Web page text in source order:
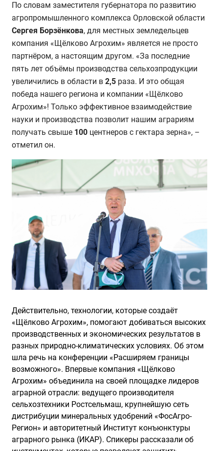
По словам заместителя губернатора по развитию
агропромышленного комплекса Орловской области
Сергея Борзёнкова, для местных земледельцев
компания «Щёлково Агрохим» является не просто
партнёром, а настоящим другом. «За последние
пять лет объёмы производства сельхозпродукции
увеличились в области в 2,5 раза. И это общая
победа нашего региона и компании «Щёлково
Агрохим»! Только эффективное взаимодействие
науки и производства позволит нашим аграриям
получать свыше 100 центнеров с гектара зерна», –
отметил он.
Действительно, технологии, которые создаёт
«Щёлково Агрохим», помогают добиваться высоких
производственных и экономических результатов в
разных природно-климатических условиях. Об этом
шла речь на конференции «Расширяем границы
возможного». Впервые компания «Щёлково
Агрохим» объединила на своей площадке лидеров
аграрной отрасли: ведущего производителя
сельхозтехники Ростсельмаш, крупнейшую сеть
дистрибуции минеральных удобрений «ФосАгро-
Регион» и авторитетный Институт конъюнктуры
аграрного рынка (ИКАР). Спикеры рассказали об